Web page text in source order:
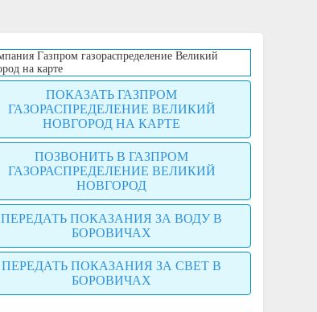
ПОКАЗАТЬ ГАЗПРОМ
ГАЗОРАСПРЕДЕЛЕНИЕ ВЕЛИКИЙ
НОВГОРОД НА КАРТЕ
ПОЗВОНИТЬ В ГАЗПРОМ
ГАЗОРАСПРЕДЕЛЕНИЕ ВЕЛИКИЙ
НОВГОРОД
ПЕРЕДАТЬ ПОКАЗАНИЯ ЗА ВОДУ В
БОРОВИЧАХ
ПЕРЕДАТЬ ПОКАЗАНИЯ ЗА СВЕТ В
БОРОВИЧАХ